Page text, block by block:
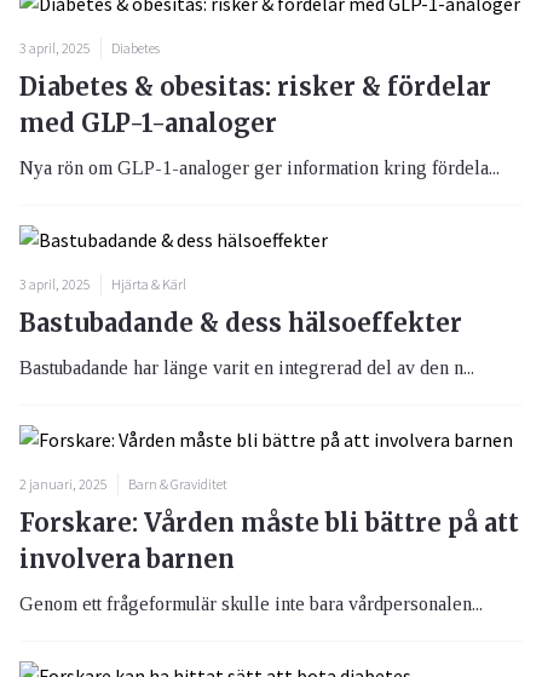
3 april, 2025 Diabetes
Diabetes & obesitas: risker & fördelar
med GLP-1-analoger
Nya rön om GLP-1-analoger ger information kring fördela...
3 april, 2025 Hjärta & Kärl
Bastubadande & dess hälsoeffekter
Bastubadande har länge varit en integrerad del av den n...
2 januari, 2025 Barn & Graviditet
Forskare: Vården måste bli bättre på att
involvera barnen
Genom ett frågeformulär skulle inte bara vårdpersonalen...